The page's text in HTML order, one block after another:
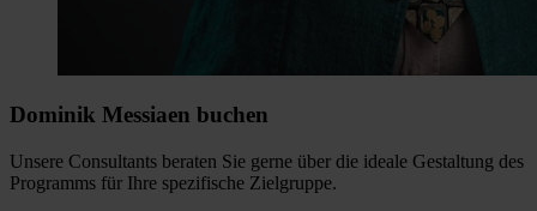
Dominik Messiaen buchen
Unsere Consultants beraten Sie gerne über die ideale Gestaltung des
Programms für Ihre spezifische Zielgruppe.